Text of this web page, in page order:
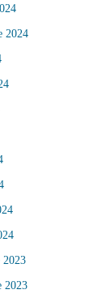
2024
2023
2023